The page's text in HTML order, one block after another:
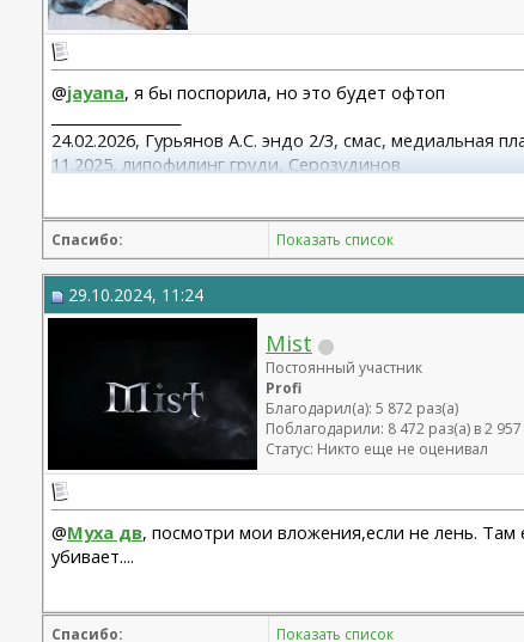
@jayana, я бы поспорила, но это будет офтоп
24.02.2026, Гурьянов А.С. эндо 2/3, смас, медиальная
11.2025, липофилинг груди, Серозудинов
08.2015, allergan 240, 255. Аврамович А.Г., Клиника СЛ
Спасибо: Показать список
29.10.2024, 11:24
Mist
Постоянный участник
Profi
Благодарил(а): 5 872 раз(а)
Поблагодарили: 8 472 раз(а) в 2
Статус: Никто еще не оценивал
@Муха дв, посмотри мои вложения,если не лень.
убивает....
Спасибо: Показать список